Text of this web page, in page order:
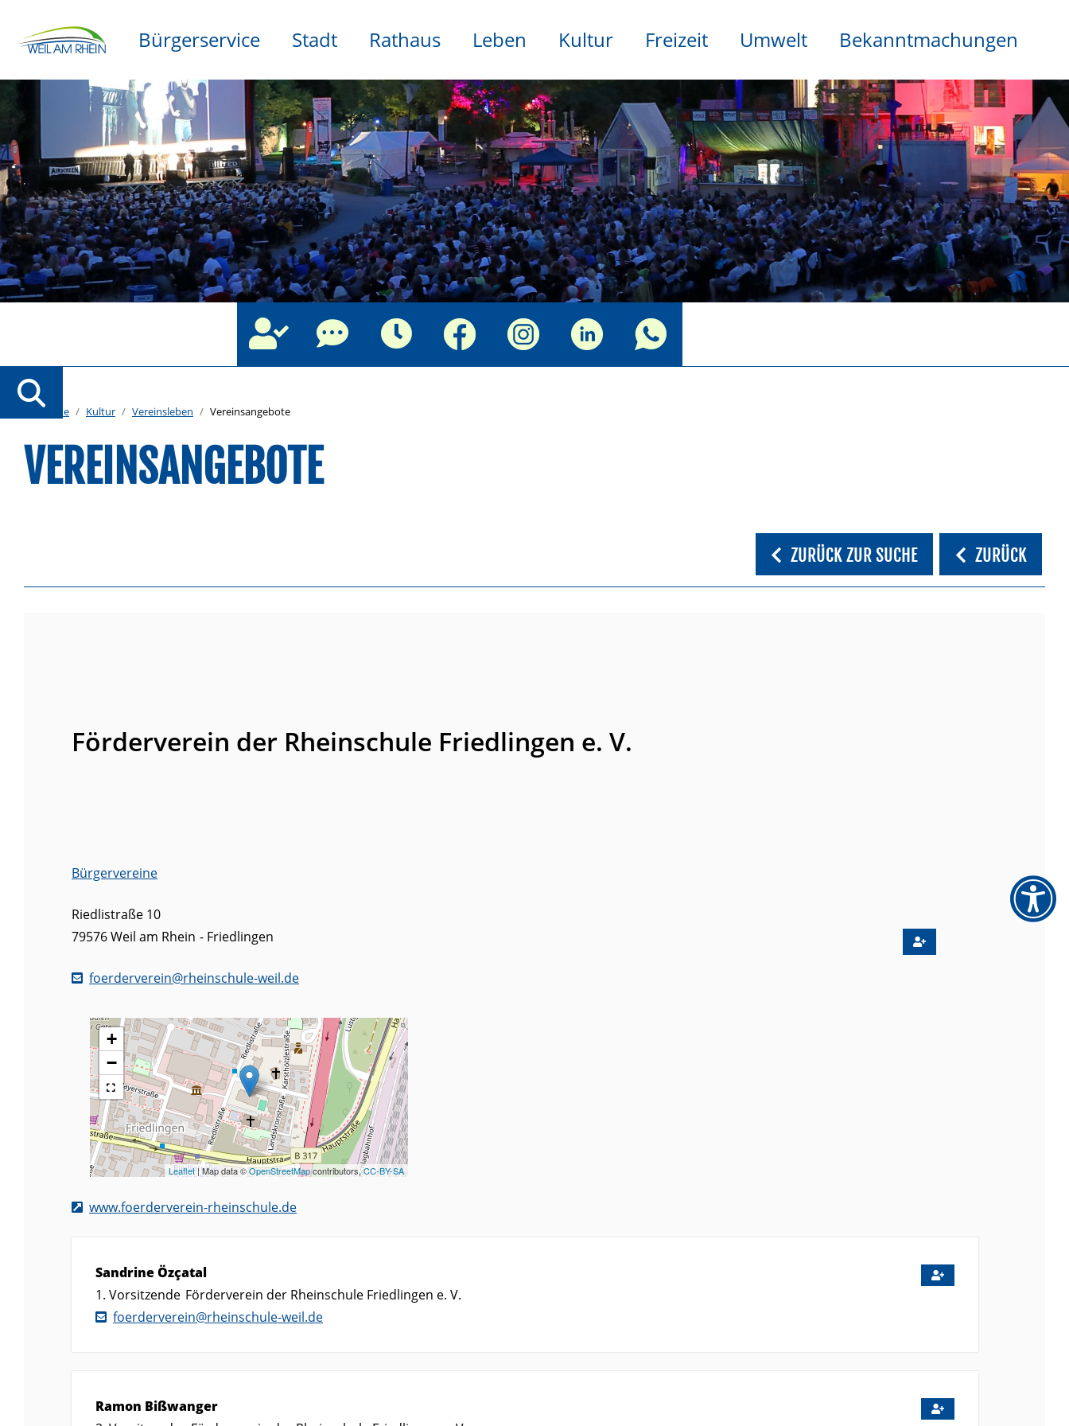
Bürgerservice Stadt Rathaus Leben Kultur Freizeit Umwelt Bekanntmachungen
Startseite Kultur Vereinsleben Vereinsangebote
VEREINSANGEBOTE
ZURÜCK ZUR SUCHE ZURÜCK
Förderverein der Rheinschule Friedlingen e. V.
+
−
Leaflet| Map data ©OpenStreetMapcontributors,CC-BY-SA
Friedlingen
Riedlistraße 10
79576Weil am Rhein
foerderverein@rheinschule-weil.de
www.foerderverein-rheinschule.de
1. Vorsitzende
SandrineÖzçatal
Förderverein der Rheinschule Friedlingen e. V.
foerderverein@rheinschule-weil.de
Ramon Bißwanger
Bürgervereine